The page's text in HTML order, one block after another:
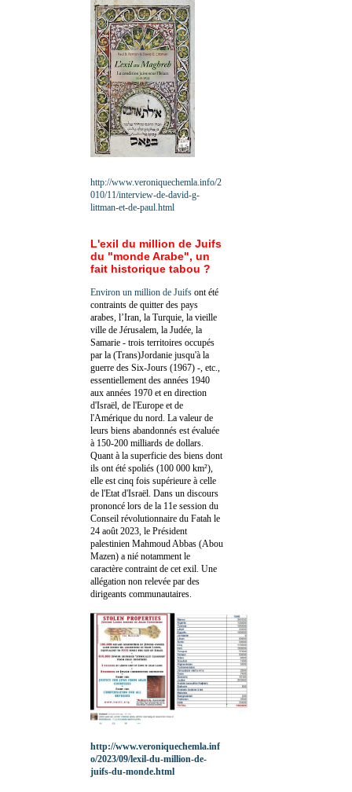
http://www.veroniquechemla.info/2
010/11/interview-de-david-g-
littman-et-de-paul.html
L'exil du million de Juifs
du "monde Arabe", un
fait historique tabou ?
Environ un million de Juifs ont été
contraints de quitter des pays
arabes, l’Iran, la Turquie, la vieille
ville de Jérusalem, la Judée, la
Samarie - trois territoires occupés
par la (Trans)Jordanie jusqu'à la
guerre des Six-Jours (1967) -, etc.,
essentiellement des années 1940
aux années 1970 et en direction
d'Israël, de l'Europe et de
l'Amérique du nord. La valeur de
leurs biens abandonnés est évaluée
à 150-200 milliards de dollars.
Quant à la superficie des biens dont
ils ont été spoliés (100 000 km²),
elle est cinq fois supérieure à celle
de l'Etat d'Israël. Dans un discours
prononcé lors de la 11e session du
Conseil révolutionnaire du Fatah le
24 août 2023, le Président
palestinien Mahmoud Abbas (Abou
Mazen) a nié notamment le
caractère contraint de cet exil. Une
allégation non relevée par des
dirigeants communautaires.
http://www.veroniquechemla.inf
o/2023/09/lexil-du-million-de-
juifs-du-monde.html